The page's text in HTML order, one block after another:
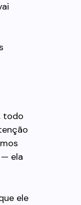
todo
ela
ele